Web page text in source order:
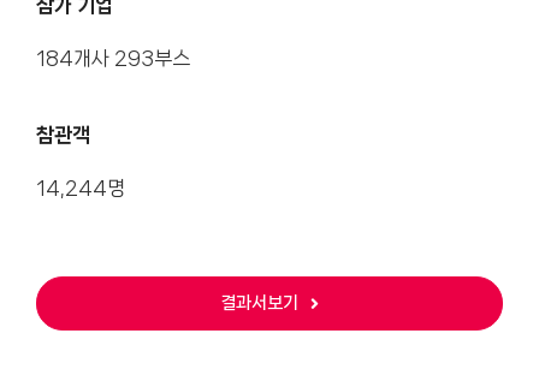
참가 기업
184개사 293부스
참관객
14,244명
결과서보기